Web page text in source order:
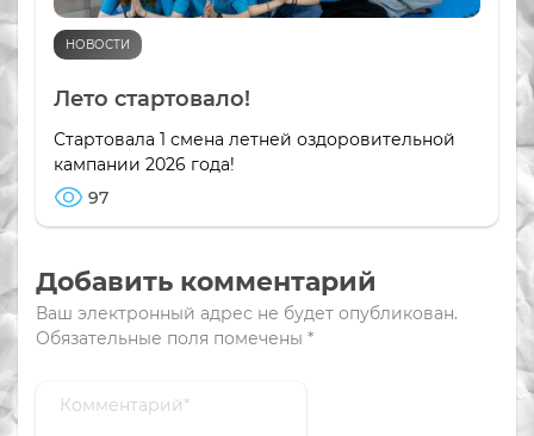
НОВОСТИ
Лето стартовало!
Стартовала 1 смена летней оздоровительной
кампании 2026 года!
97
Добавить комментарий
Ваш электронный адрес не будет опубликован.
Обязательные поля помечены *